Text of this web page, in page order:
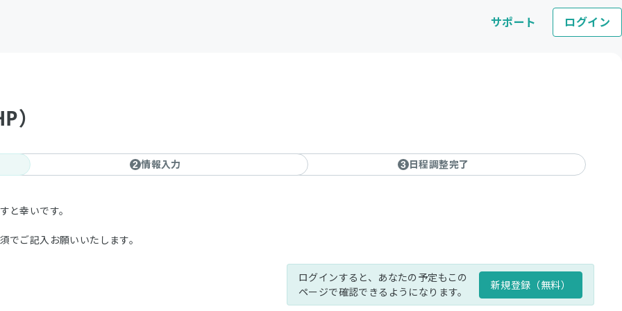
サポート ログイン
）
2 情報入力 3 日程調整完了
と幸いです。
ご記入お願いいたします。
ログインすると、あなたの予定もこの
ページで確認できるようになります。
新規登録（無料）